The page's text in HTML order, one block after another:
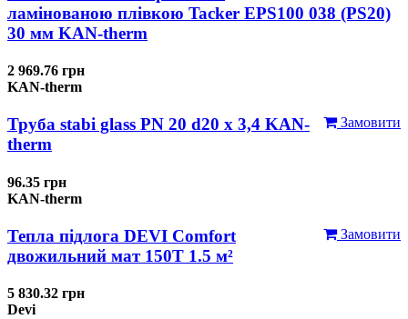
ламінованою плівкою Tacker EPS100 038 (PS20)
30 мм KAN-therm
2 969.76 грн
KAN-therm
Замовити
Труба stabi glass PN 20 d20 х 3,4 KAN-
therm
96.35 грн
KAN-therm
Замовити
Тепла підлога DEVI Comfort
двожильний мат 150T 1.5 м²
5 830.32 грн
Devi